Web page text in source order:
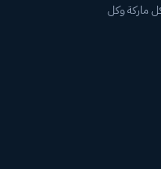
ماركة وكل